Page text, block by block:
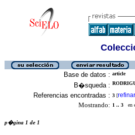
Base de datos : article
B�squeda :
Referencias encontradas : 3 [refinar
Mostrando: 1 .. 3 en
p�gina 1 de 1